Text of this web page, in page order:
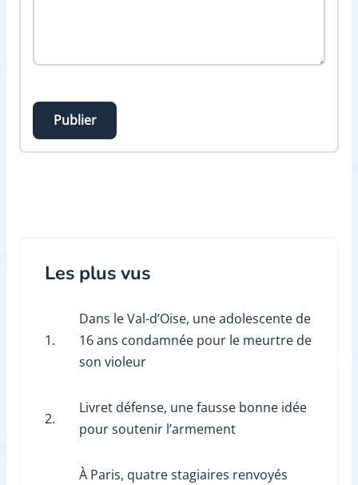
Publier
Les plus vus
1.
Dans le Val-d’Oise, une adolescente de
16 ans condamnée pour le meurtre de
son violeur
2.
Livret défense, une fausse bonne idée
pour soutenir l’armement
À Paris, quatre stagiaires renvoyés